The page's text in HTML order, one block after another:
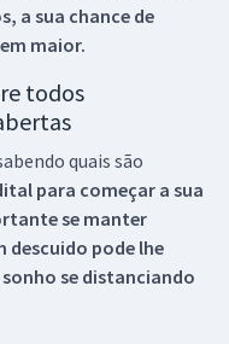
a sua chance de
maior.
todos
quais são
para começar a sua
se manter
descuido pode lhe
se distanciando